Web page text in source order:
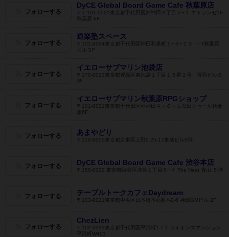
フォローする
DyCE Global Board Game Cafe 秋葉原店
〒〒101-0021東京都千代田区外神田３丁目５−１ エトランゼ18
秋葉原 6F
フォローする
道楽塾スペース
〒101-0024東京都千代田区神田和泉町１−３−１３ I・T秋葉原
ビル３F
フォローする
イエローサブマリン池袋店
〒170-0013東京都豊島区東池袋１丁目１５番２号 音羽ビル６
階
フォローする
イエローサブマリン秋葉原RPGショップ
〒101-0021東京都千代田区外神田４－６－１塩田トゥール秋葉
原6F
フォローする あまやどり
〒110-0005東京都台東区上野5-25-17東成ビル5階
フォローする DyCE Global Board Game Cafe 渋谷本店
〒150-0002 東京都渋谷区渋谷１丁目６−４ The Neat 青山 ５階
フォローする テーブルトークカフェDaydream
〒103-0021東京都中央区日本橋本石町4-2-6 神田GMビル 2F
フォローする
ChezLien
〒102-0093東京都千代田区平河町1-7-1 ライオンズマンション
平河町W401